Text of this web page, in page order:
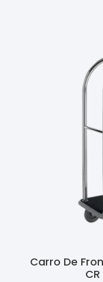
Carro De